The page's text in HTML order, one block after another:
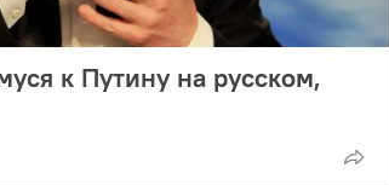
к Путину на русском,